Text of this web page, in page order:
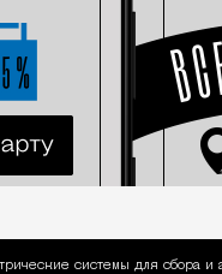
системы для сбора и